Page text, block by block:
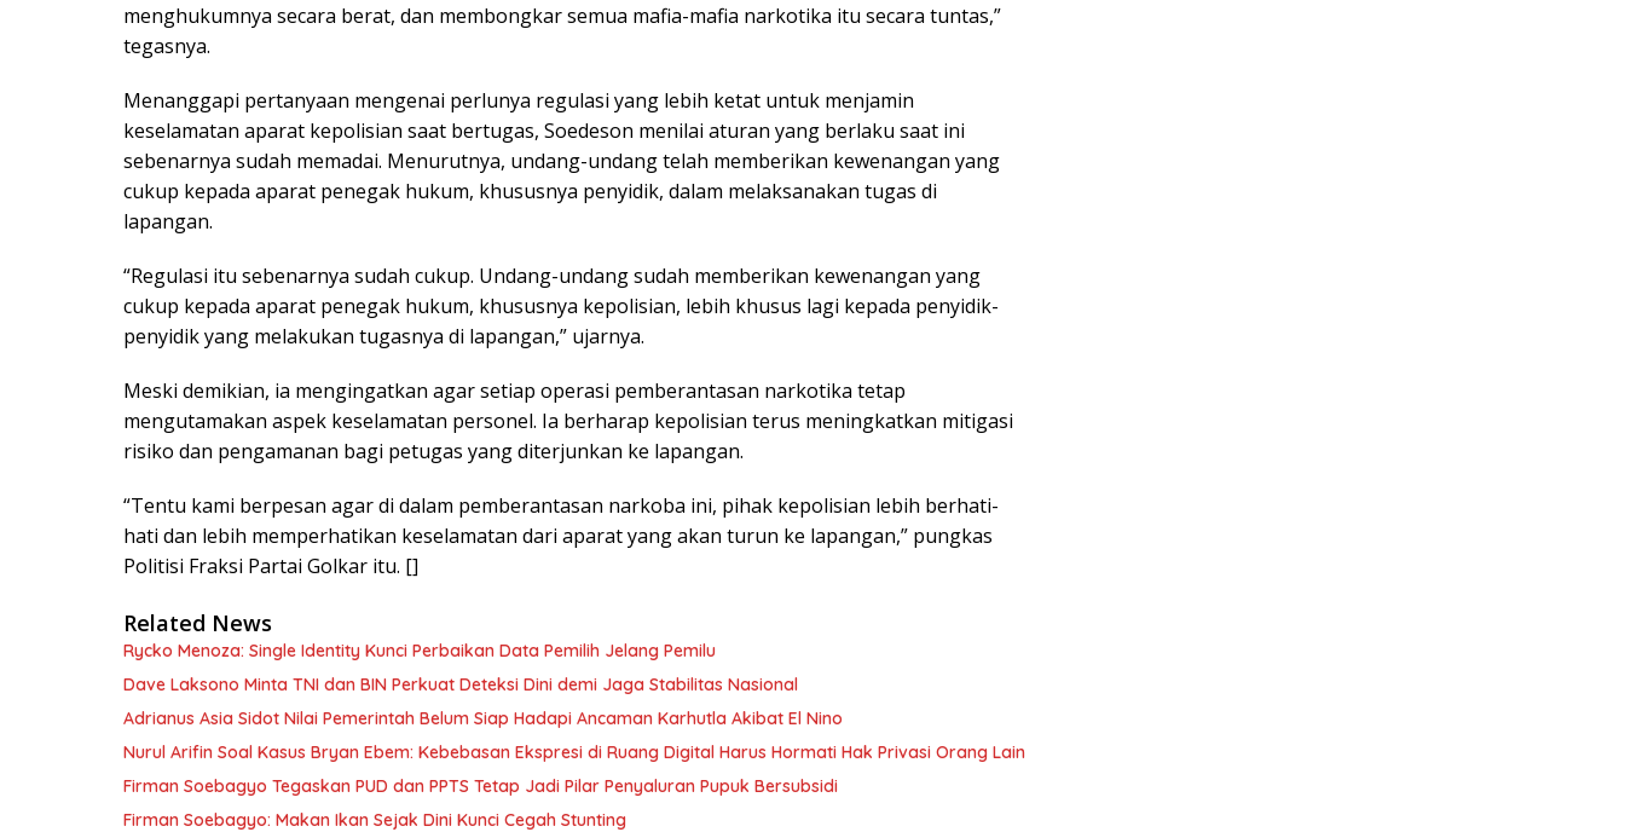
menghukumnya secara berat, dan membongkar semua mafia-mafia narkotika itu secara tuntas,”
tegasnya.
Menanggapi pertanyaan mengenai perlunya regulasi yang lebih ketat untuk menjamin
keselamatan aparat kepolisian saat bertugas, Soedeson menilai aturan yang berlaku saat ini
sebenarnya sudah memadai. Menurutnya, undang-undang telah memberikan kewenangan yang
cukup kepada aparat penegak hukum, khususnya penyidik, dalam melaksanakan tugas di
lapangan.
“Regulasi itu sebenarnya sudah cukup. Undang-undang sudah memberikan kewenangan yang
cukup kepada aparat penegak hukum, khususnya kepolisian, lebih khusus lagi kepada penyidik-
penyidik yang melakukan tugasnya di lapangan,” ujarnya.
Meski demikian, ia mengingatkan agar setiap operasi pemberantasan narkotika tetap
mengutamakan aspek keselamatan personel. Ia berharap kepolisian terus meningkatkan mitigasi
risiko dan pengamanan bagi petugas yang diterjunkan ke lapangan.
“Tentu kami berpesan agar di dalam pemberantasan narkoba ini, pihak kepolisian lebih berhati-
hati dan lebih memperhatikan keselamatan dari aparat yang akan turun ke lapangan,” pungkas
Politisi Fraksi Partai Golkar itu. []
Related News
Rycko Menoza: Single Identity Kunci Perbaikan Data Pemilih Jelang Pemilu
Dave Laksono Minta TNI dan BIN Perkuat Deteksi Dini demi Jaga Stabilitas Nasional
Adrianus Asia Sidot Nilai Pemerintah Belum Siap Hadapi Ancaman Karhutla Akibat El Nino
Nurul Arifin Soal Kasus Bryan Ebem: Kebebasan Ekspresi di Ruang Digital Harus Hormati Hak Privasi Orang Lain
Firman Soebagyo Tegaskan PUD dan PPTS Tetap Jadi Pilar Penyaluran Pupuk Bersubsidi
Firman Soebagyo: Makan Ikan Sejak Dini Kunci Cegah Stunting